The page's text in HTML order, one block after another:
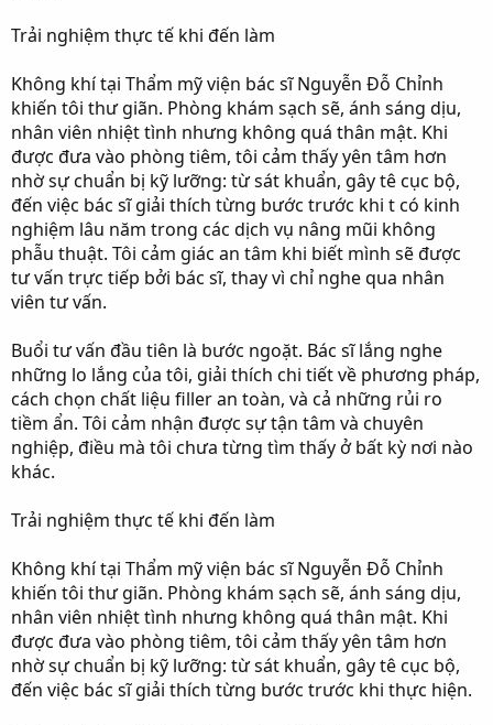
Trải nghiệm thực tế khi đến làm
Không khí tại Thẩm mỹ viện bác sĩ Nguyễn Đỗ Chỉnh
khiến tôi thư giãn. Phòng khám sạch sẽ, ánh sáng dịu,
nhân viên nhiệt tình nhưng không quá thân mật. Khi
được đưa vào phòng tiêm, tôi cảm thấy yên tâm hơn
nhờ sự chuẩn bị kỹ lưỡng: từ sát khuẩn, gây tê cục bộ,
đến việc bác sĩ giải thích từng bước trước khi t có kinh
nghiệm lâu năm trong các dịch vụ nâng mũi không
phẫu thuật. Tôi cảm giác an tâm khi biết mình sẽ được
tư vấn trực tiếp bởi bác sĩ, thay vì chỉ nghe qua nhân
viên tư vấn.
Buổi tư vấn đầu tiên là bước ngoặt. Bác sĩ lắng nghe
những lo lắng của tôi, giải thích chi tiết về phương pháp,
cách chọn chất liệu filler an toàn, và cả những rủi ro
tiềm ẩn. Tôi cảm nhận được sự tận tâm và chuyên
nghiệp, điều mà tôi chưa từng tìm thấy ở bất kỳ nơi nào
khác.
Trải nghiệm thực tế khi đến làm
Không khí tại Thẩm mỹ viện bác sĩ Nguyễn Đỗ Chỉnh
khiến tôi thư giãn. Phòng khám sạch sẽ, ánh sáng dịu,
nhân viên nhiệt tình nhưng không quá thân mật. Khi
được đưa vào phòng tiêm, tôi cảm thấy yên tâm hơn
nhờ sự chuẩn bị kỹ lưỡng: từ sát khuẩn, gây tê cục bộ,
đến việc bác sĩ giải thích từng bước trước khi thực hiện.